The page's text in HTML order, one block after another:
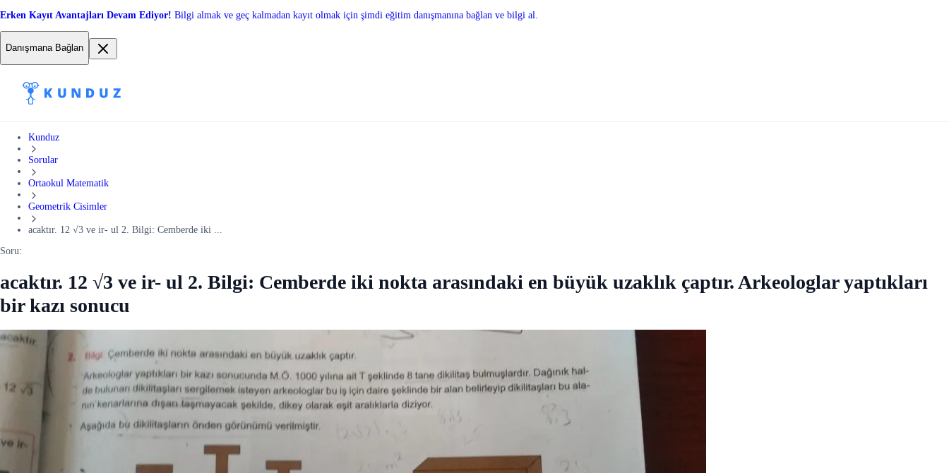
Erken Kayıt Avantajları Devam Ediyor! Bilgi almak ve geç kalmadan kayıt olmak için şimdi eğitim danışmanına bağlan ve bilgi al.
Danışmana Bağlan
Kunduz
Sorular
Ortaokul Matematik
Geometrik Cisimler
acaktır. 12 √3 ve ir- ul 2. Bilgi: Cemberde iki ...
Soru:
acaktır. 12 √3 ve ir- ul 2. Bilgi: Cemberde iki nokta arasındaki en büyük uzaklık çaptır. Arkeologlar yaptıkları
bir kazı sonucu